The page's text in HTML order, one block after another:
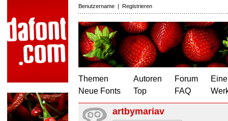
Benutzername | Registrieren
Themen
Neue Fonts
Autoren
Top
Forum
FAQ
artbymariav